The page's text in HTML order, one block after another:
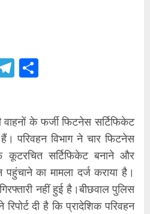
Telegram
वाहनों के फर्जी फिटनेस सर्टिफिकेट
परिवहन विभाग ने चार फिटनेस
सर्टिफिकेट बनाने और
का मामला दर्ज कराया है।
नहीं हुई है।बीछवाल पुलिस
दी है कि प्रादेशिक परिवहन